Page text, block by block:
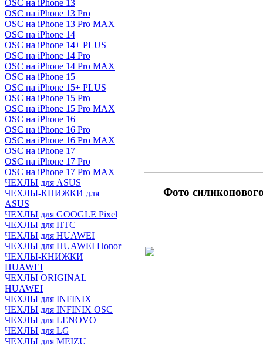
OSC на iPhone 13
OSC на iPhone 13 Pro
OSC на iPhone 13 Pro MAX
OSC на iPhone 14
OSC на iPhone 14+ PLUS
OSC на iPhone 14 Pro
OSC на iPhone 14 Pro MAX
OSC на iPhone 15
OSC на iPhone 15+ PLUS
OSC на iPhone 15 Pro
OSC на iPhone 15 Pro MAX
OSC на iPhone 16
OSC на iPhone 16 Pro
OSC на iPhone 16 Pro MAX
OSC на iPhone 17
OSC на iPhone 17 Pro
OSC на iPhone 17 Pro MAX
ЧЕХЛЫ для ASUS
ЧЕХЛЫ-КНИЖКИ для
ASUS
ЧЕХЛЫ для GOOGLE Pixel
ЧЕХЛЫ для HTC
ЧЕХЛЫ для HUAWEI
ЧЕХЛЫ для HUAWEI Honor
ЧЕХЛЫ-КНИЖКИ
HUAWEI
ЧЕХЛЫ ORIGINAL
HUAWEI
ЧЕХЛЫ для INFINIX
ЧЕХЛЫ для INFINIX OSC
ЧЕХЛЫ для LENOVO
ЧЕХЛЫ для LG
ЧЕХЛЫ для MEIZU
Фото